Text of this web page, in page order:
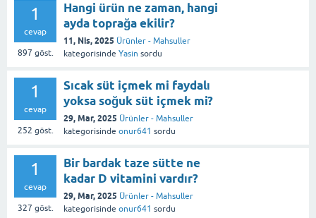
1
cevap
897 göst.
Hangi ürün ne zaman, hangi
ayda toprağa ekilir?
11, Nis, 2025 Ürünler - Mahsuller
kategorisinde Yasin sordu
1
cevap
252 göst.
Sıcak süt içmek mi faydalı
yoksa soğuk süt içmek mi?
29, Mar, 2025 Ürünler - Mahsuller
kategorisinde onur641 sordu
1
cevap
327 göst.
Bir bardak taze sütte ne
kadar D vitamini vardır?
29, Mar, 2025 Ürünler - Mahsuller
kategorisinde onur641 sordu